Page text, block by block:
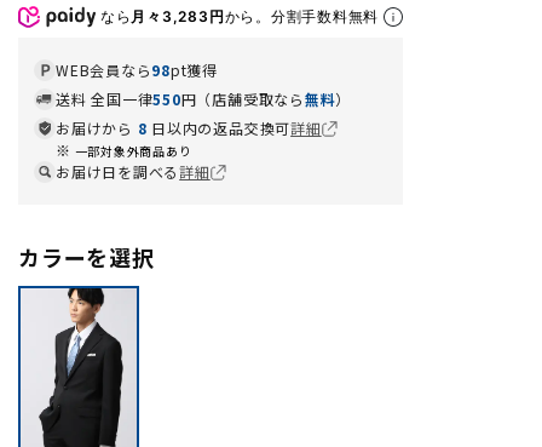
なら 月々3,283円から。分割手数料無料
WEB会員なら98pt獲得
送料 全国一律550円（店舗受取なら無料）
お届けから 8 日以内の返品交換可詳細
一部対象外商品あり
お届け日を調べる詳細
カラーを選択